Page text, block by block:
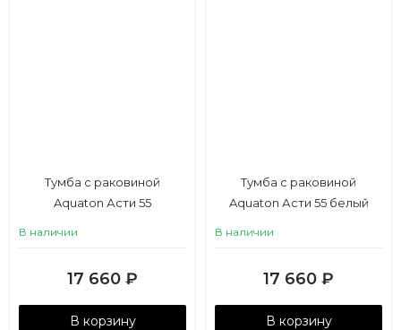
Тумба с раковиной
Aquaton Асти 55
В наличии
17 660 ₽
В корзину
Тумба с раковиной
Aquaton Асти 55 белый
В наличии
17 660 ₽
В корзину